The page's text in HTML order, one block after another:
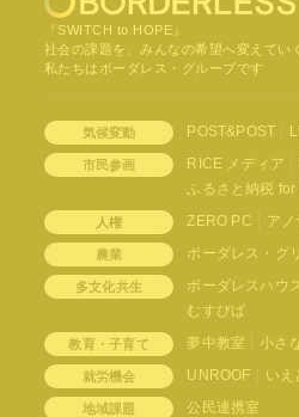
『SWITCH to HOPE』
社会の課題を、みんなの希望へ変えてい
私たちはボーダレス・グループです
気候変動 POST&POST
市民参画 RICE メディア
ふるさと納税 for
人権 ZERO PC アノ
農業 ボーダレス・グ
多文化共生 ボーダレスハウ
むすびば
教育・子育て 夢中教室 小さ
就労機会 UNROOF いえ
地域課題 公民連携室